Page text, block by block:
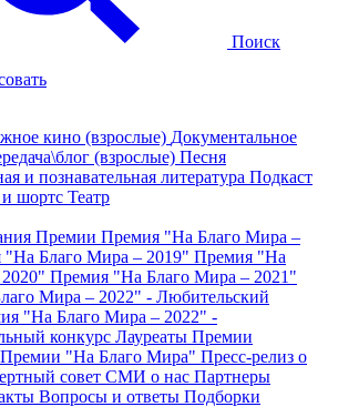
Поиск
кино (взрослые) Документальное
(взрослые) Песня
и познавательная литература Подкаст
шортс Театр
Премии Премия "На Благо Мира –
"На Благо Мира – 2019" Премия "На
Премия "На Благо Мира – 2021"
Мира – 2022" - Любительский
"На Благо Мира – 2022" -
конкурс Лауреаты Премии
"На Благо Мира" Пресс-релиз о
совет СМИ о нас Партнеры
Вопросы и ответы Подборки